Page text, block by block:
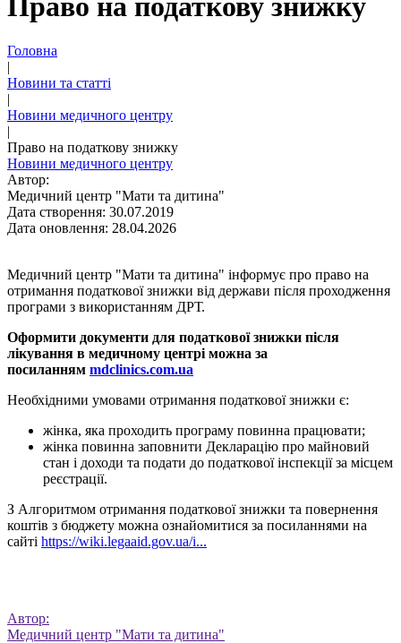
Право на податкову знижку
Головна
|
Новини та статті
|
Новини медичного центру
|
Право на податкову знижку
Новини медичного центру
Автор:
Медичний центр "Мати та дитина"
Дата створення: 30.07.2019
Дата оновлення: 28.04.2026
Медичний центр "Мати та дитина" інформує про право на
отримання податкової знижки від держави після проходження
програми з використанням ДРТ.
Оформити документи для податкової знижки після
лікування в медичному центрі можна за
посиланням mdclinics.com.ua
Необхідними умовами отримання податкової знижки є:
жінка, яка проходить програму повинна працювати;
жінка повинна заповнити Декларацію про майновий
стан і доходи та подати до податкової інспекції за місцем
реєстрації.
З Алгоритмом отримання податкової знижки та повернення
коштів з бюджету можна ознайомитися за посиланнями на
сайті https://wiki.legaaid.gov.ua/i...
Автор:
Медичний центр "Мати та дитина"